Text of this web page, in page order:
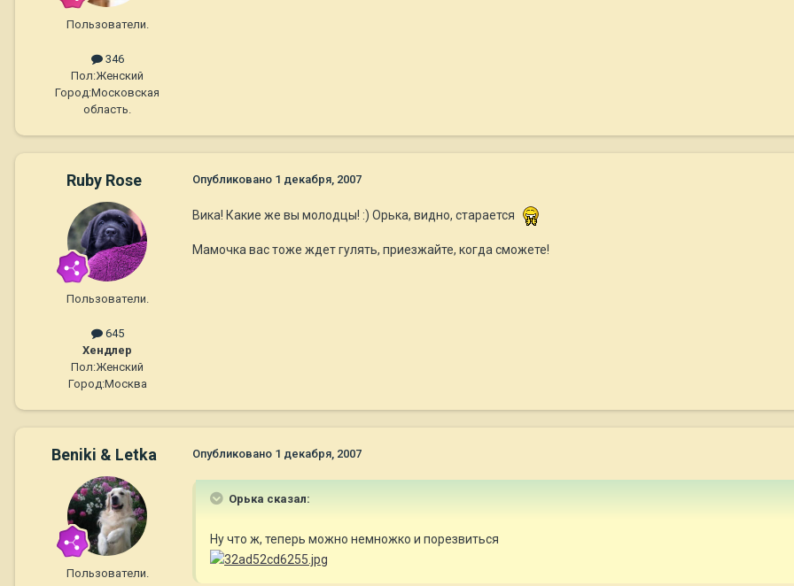
Пользователи.
346
Пол:Женский
Город:Московская
область.
Ruby Rose
Пользователи.
645
Хендлер
Пол:Женский
Город:Москва
Опубликовано 1 декабря, 2007
Вика! Какие же вы молодцы! :) Орька, видно, старается
Мамочка вас тоже ждет гулять, приезжайте, когда сможете!
Beniki & Letka
Пользователи.
Опубликовано 1 декабря, 2007
Орька сказал:
Ну что ж, теперь можно немножко и порезвиться